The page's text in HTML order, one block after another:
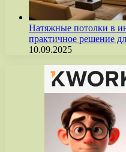
Натяжные потолки в
практичное решение
10.09.2025